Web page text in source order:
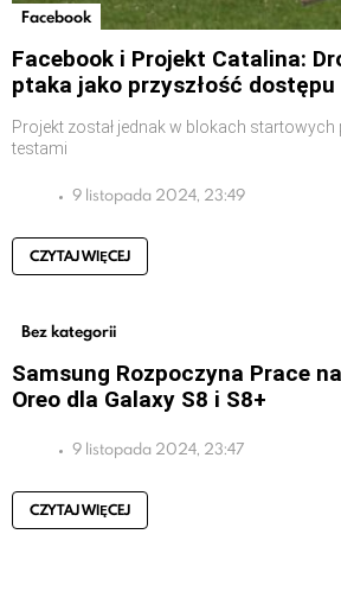
Facebook
Facebook i Projekt Catalina:
ptaka jako przyszłość
Projekt został jednak w blokach startowych
testami
9 listopada 2024, 23:49
CZYTAJ WIĘCEJ
Bez kategorii
Samsung Rozpoczyna Prace
Oreo dla Galaxy S8 i S8+
9 listopada 2024, 23:47
CZYTAJ WIĘCEJ